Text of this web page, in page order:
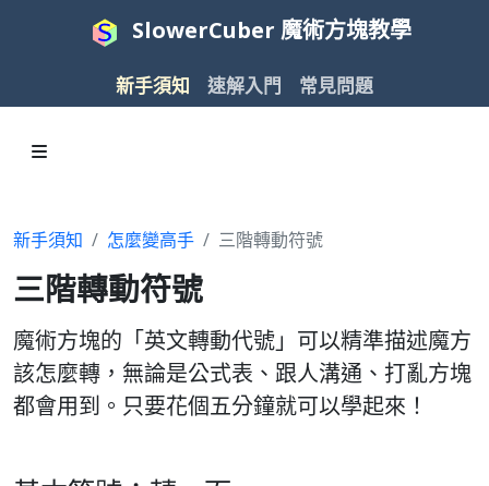
SlowerCuber 魔術方塊教學
新手須知 速解入門 常見問題
新手須知 怎麼變高手 三階轉動符號
三階轉動符號
魔術方塊的「英文轉動代號」可以精準描述魔方
該怎麼轉，無論是公式表、跟人溝通、打亂方塊
都會用到。只要花個五分鐘就可以學起來！